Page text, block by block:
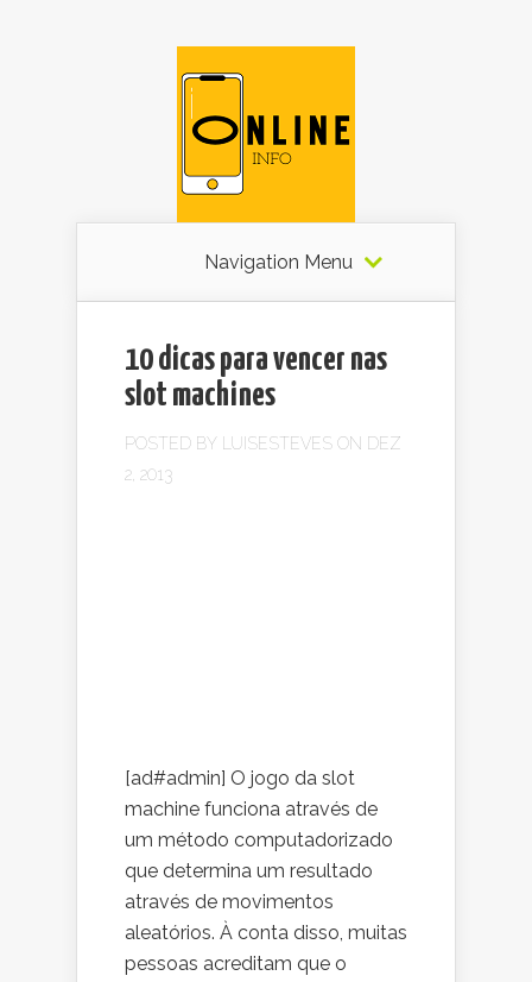
Navigation Menu
10 dicas para vencer nas
slot machines
POSTED BY LUISESTEVES ON DEZ
2, 2013
[ad#admin] O jogo da slot
machine funciona através de
um método computadorizado
que determina um resultado
através de movimentos
aleatórios. À conta disso, muitas
pessoas acreditam que o